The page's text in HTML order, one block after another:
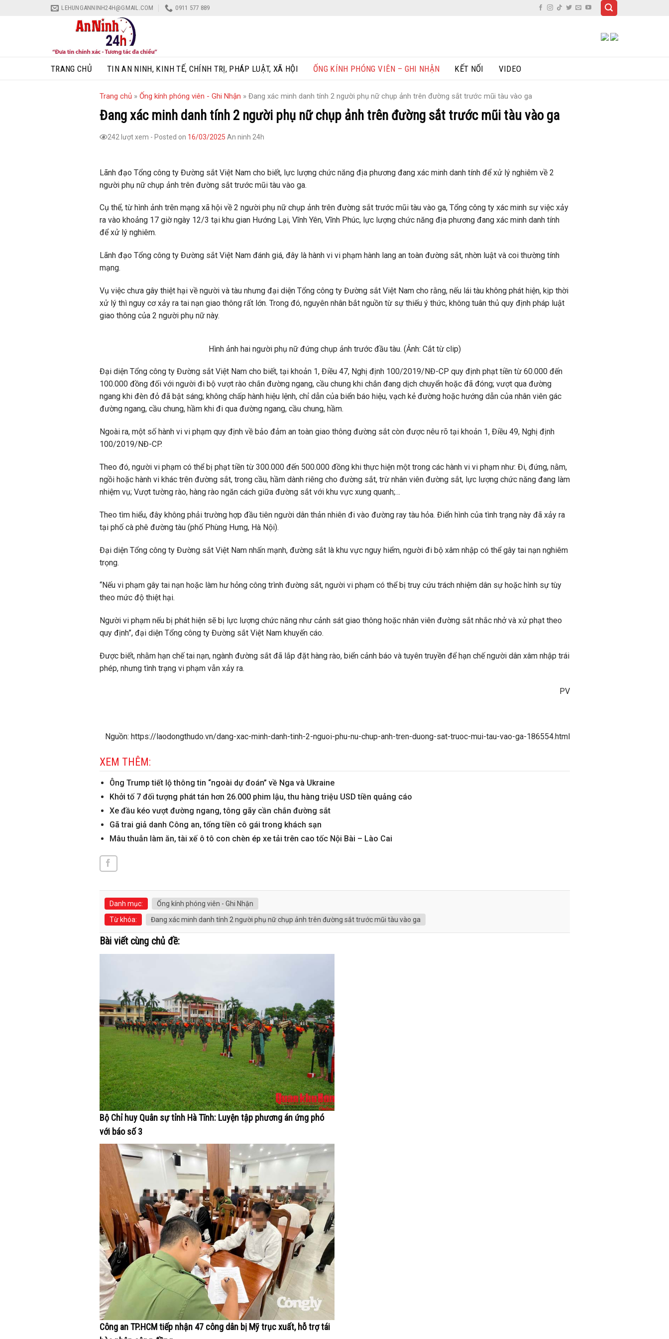
LEHUNGANNINH24H@GMAIL.COM 0911 577 889
TRANG CHỦ TIN AN NINH, KINH TẾ, CHÍNH TRỊ, PHÁP LUẬT, XÃ HỘI ỐNG KÍNH PHÓNG VIÊN – GHI NHẬN KẾT NỐI VIDEO
Trang chủ» Ống kính phóng viên - Ghi Nhận » Đang xác minh danh tính 2 người phụ nữ chụp ảnh trên đường sắt trước mũi tàu vào ga
Đang xác minh danh tính 2 người phụ nữ chụp ảnh trên đường sắt trước mũi tàu vào ga
242 lượt xem - Posted on 16/03/2025 An ninh 24h
Lãnh đạo Tổng công ty Đường sắt Việt Nam cho biết, lực lượng chức năng địa phương đang xác minh danh tính để xử lý nghiêm về 2
người phụ nữ chụp ảnh trên đường sắt trước mũi tàu vào ga.
Cụ thể, từ hình ảnh trên mạng xã hội về 2 người phụ nữ chụp ảnh trên đường sắt trước mũi tàu vào ga, Tổng công ty xác minh sự việc xảy
ra vào khoảng 17 giờ ngày 12/3 tại khu gian Hướng Lại, Vĩnh Yên, Vĩnh Phúc, lực lượng chức năng địa phương đang xác minh danh tính
để xử lý nghiêm.
Lãnh đạo Tổng công ty Đường sắt Việt Nam đánh giá, đây là hành vi vi phạm hành lang an toàn đường sắt, nhờn luật và coi thường tính
mạng.
Vụ việc chưa gây thiệt hại về người và tàu nhưng đại diện Tổng công ty Đường sắt Việt Nam cho rằng, nếu lái tàu không phát hiện, kịp thời
xử lý thì nguy cơ xảy ra tai nạn giao thông rất lớn. Trong đó, nguyên nhân bắt nguồn từ sự thiếu ý thức, không tuân thủ quy định pháp luật
giao thông của 2 người phụ nữ này.
Hình ảnh hai người phụ nữ đứng chụp ảnh trước đầu tàu. (Ảnh: Cắt từ clip)
Đại diện Tổng công ty Đường sắt Việt Nam cho biết, tại khoản 1, Điều 47, Nghị định 100/2019/NĐ-CP quy định phạt tiền từ 60.000 đến
100.000 đồng đối với người đi bộ vượt rào chắn đường ngang, cầu chung khi chắn đang dịch chuyển hoặc đã đóng; vượt qua đường
ngang khi đèn đỏ đã bật sáng; không chấp hành hiệu lệnh, chỉ dẫn của biển báo hiệu, vạch kẻ đường hoặc hướng dẫn của nhân viên gác
đường ngang, cầu chung, hầm khi đi qua đường ngang, cầu chung, hầm.
Ngoài ra, một số hành vi vi phạm quy định về bảo đảm an toàn giao thông đường sắt còn được nêu rõ tại khoản 1, Điều 49, Nghị định
100/2019/NĐ-CP.
Theo đó, người vi phạm có thể bị phạt tiền từ 300.000 đến 500.000 đồng khi thực hiện một trong các hành vi vi phạm như: Đi, đứng, nằm,
ngồi hoặc hành vi khác trên đường sắt, trong cầu, hầm dành riêng cho đường sắt, trừ nhân viên đường sắt, lực lượng chức năng đang làm
nhiệm vụ; Vượt tường rào, hàng rào ngăn cách giữa đường sắt với khu vực xung quanh;…
Theo tìm hiểu, đây không phải trường hợp đầu tiên người dân thản nhiên đi vào đường ray tàu hỏa. Điển hình của tình trạng này đã xảy ra
tại phố cà phê đường tàu (phố Phùng Hưng, Hà Nội).
Đại diện Tổng công ty Đường sắt Việt Nam nhấn mạnh, đường sắt là khu vực nguy hiểm, người đi bộ xâm nhập có thể gây tai nạn nghiêm
trọng.
“Nếu vi phạm gây tai nạn hoặc làm hư hỏng công trình đường sắt, người vi phạm có thể bị truy cứu trách nhiệm dân sự hoặc hình sự tùy
theo mức độ thiệt hại.
Người vi phạm nếu bị phát hiện sẽ bị lực lượng chức năng như cảnh sát giao thông hoặc nhân viên đường sắt nhắc nhở và xử phạt theo
quy định”, đại diện Tổng công ty Đường sắt Việt Nam khuyến cáo.
Được biết, nhằm hạn chế tai nạn, ngành đường sắt đã lắp đặt hàng rào, biển cảnh báo và tuyên truyền để hạn chế người dân xâm nhập trái
phép, nhưng tình trạng vi phạm vẫn xảy ra.
PV
Nguồn: https://laodongthudo.vn/dang-xac-minh-danh-tinh-2-nguoi-phu-nu-chup-anh-tren-duong-sat-truoc-mui-tau-vao-ga-186554.html
XEM THÊM:
Ông Trump tiết lộ thông tin “ngoài dự đoán” về Nga và Ukraine
Khởi tố 7 đối tượng phát tán hơn 26.000 phim lậu, thu hàng triệu USD tiền quảng cáo
Xe đầu kéo vượt đường ngang, tông gãy cần chắn đường sắt
Gã trai giả danh Công an, tống tiền cô gái trong khách sạn
Mâu thuẫn làm ăn, tài xế ô tô con chèn ép xe tải trên cao tốc Nội Bài – Lào Cai
Danh mục:
Ống kính phóng viên - Ghi Nhận
Từ khóa:
Đang xác minh danh tính 2 người phụ nữ chụp ảnh trên đường sắt trước mũi tàu vào ga
Bài viết cùng chủ đề:
Bộ Chỉ huy Quân sự tỉnh Hà Tĩnh: Luyện tập phương án ứng phó
với báo số 3
Công an TP.HCM tiếp nhận 47 công dân bị Mỹ trục xuất, hỗ trợ tái